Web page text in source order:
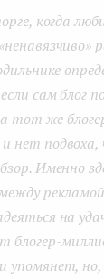
когда
сам блог
тот же
нет
Именно
на
блогер-
но,